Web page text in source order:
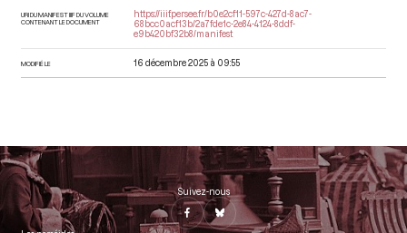
URI DU MANIFEST IIIF DU VOLUME
CONTENANT LE DOCUMENT
https://iiif.persee.fr/b0e2cf11-597c-427d-8ac7-
68bcc0acf13b/2a7fde1c-2e84-4124-8ddf-
e9b420bf32b8/manifest
MODIFIÉ LE 16 décembre 2025 à 09:55
Suivez-nous